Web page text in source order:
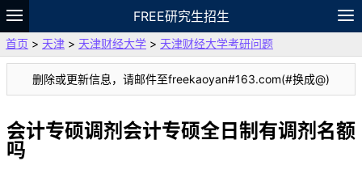
FREE研究生招生
题库
故事 专题 APP 笔记
论坛
VIP
资料
首页 > 天津 > 天津财经大学 > 天津财经大学考研问题
删除或更新信息，请邮件至freekaoyan#163.com(#换成@)
会计专硕调剂会计专硕全日制有调剂名额
吗